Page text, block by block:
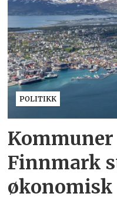
POLITIKK
Finnmark
økonomisk